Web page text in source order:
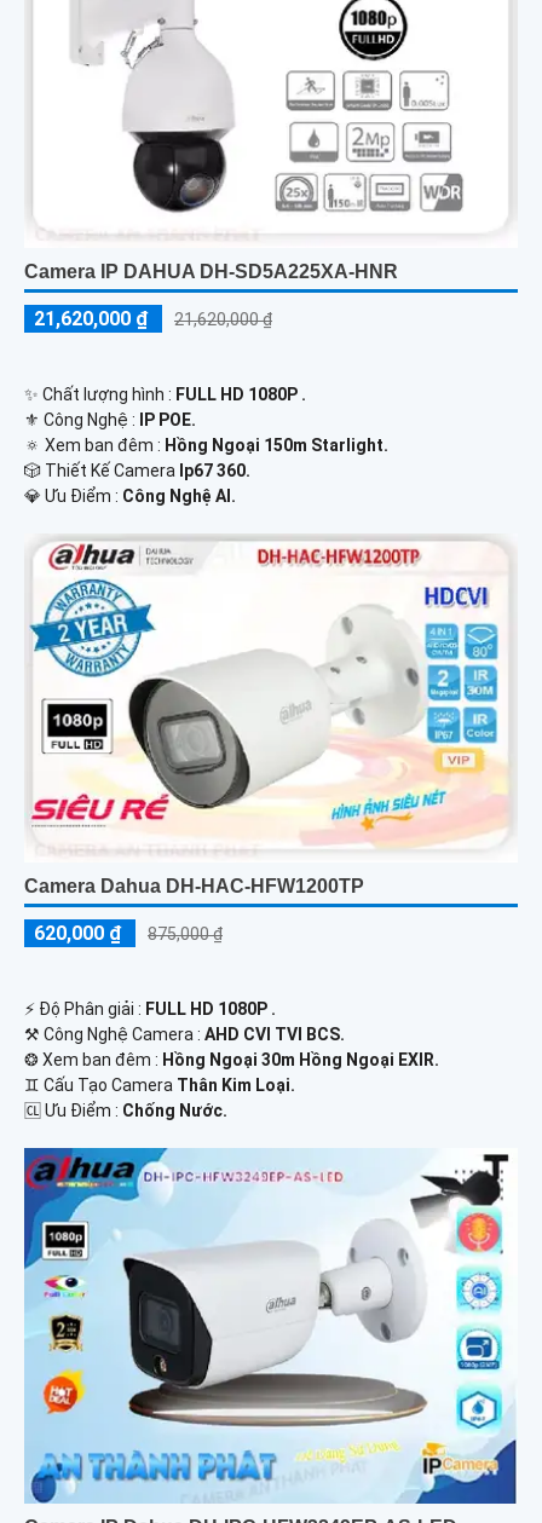
Camera IP DAHUA DH-SD5A225XA-HNR
21,620,000 ₫ 21,620,000 ₫
✨ Chất lượng hình : FULL HD 1080P .
⚜️ Công Nghệ :
IP POE.
🔅 Xem ban đêm : Hồng Ngoại 150m Starlight.
🎲 Thiết Kế Camera Ip67 360.
️💎 Ưu Điểm : Công Nghệ AI.
Camera Dahua DH-HAC-HFW1200TP
620,000 ₫ 875,000 ₫
️⚡ Độ Phân giải : FULL HD 1080P .
⚒ Công Nghệ Camera : AHD CVI TVI BCS.
❂ Xem ban đêm : Hồng Ngoại 30m Hồng Ngoại EXIR.
♊ Cấu Tạo Camera Thân Kim Loại.
️🆑 Ưu Điểm : Chống Nước.